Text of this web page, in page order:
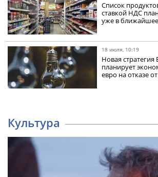
Список
ставкой НДС
уже в
18 июля, 10:19
Новая стратегия
планирует
евро на отказе
Культура